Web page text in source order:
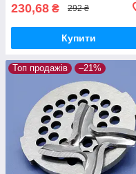
230,68 ₴ 292 ₴
Купити
Топ продажів –21%